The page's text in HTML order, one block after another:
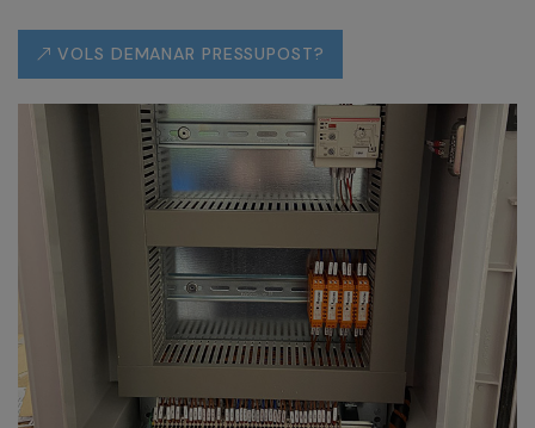
VOLS DEMANAR PRESSUPOST?